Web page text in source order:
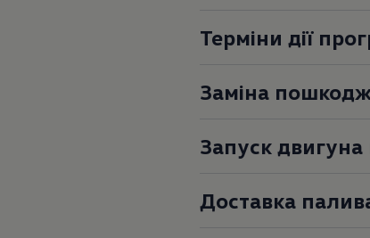
Терміни дії
Заміна
Запуск
Доставка